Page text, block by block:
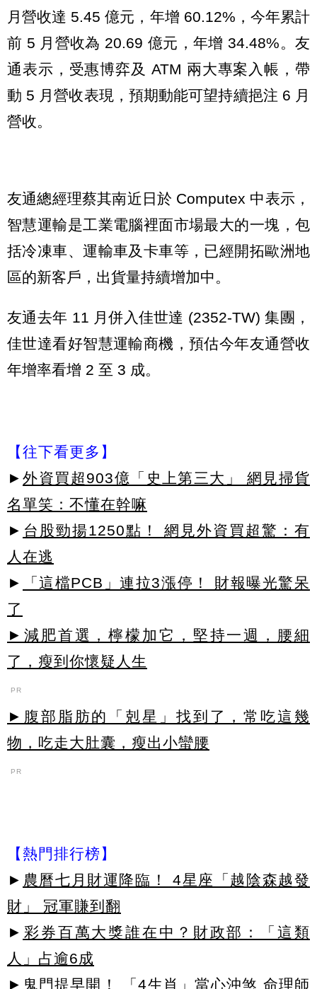
月營收達 5.45 億元，年增 60.12%，今年累計
前 5 月營收為 20.69 億元，年增 34.48%。友
通表示，受惠博弈及 ATM 兩大專案入帳，帶
動 5 月營收表現，預期動能可望持續挹注 6 月
營收。
友通總經理蔡其南近日於 Computex 中表示，
智慧運輸是工業電腦裡面市場最大的一塊，包
括冷凍車、運輸車及卡車等，已經開拓歐洲地
區的新客戶，出貨量持續增加中。
友通去年 11 月併入佳世達 (2352-TW) 集團，
佳世達看好智慧運輸商機，預估今年友通營收
年增率看增 2 至 3 成。
【往下看更多】
► 外資買超903億「史上第三大」 網見掃貨
名單笑：不懂在幹嘛
► 台股勁揚1250點！ 網見外資買超驚：有
人在逃
►
「這檔PCB」連拉3漲停！ 財報曝光驚呆
了
►減肥首選，檸檬加它，堅持一週，腰細
了，瘦到你懷疑人生
PR
►腹部脂肪的「剋星」找到了，常吃這幾
物，吃走大肚囊，瘦出小蠻腰
PR
【熱門排行榜】
► 農曆七月財運降臨！ 4星座「越陰森越發
財」 冠軍賺到翻
► 彩券百萬大獎誰在中？財政部：「這類
人」占逾6成
► 鬼門提早開！ 「4生肖」當心沖煞 命理師